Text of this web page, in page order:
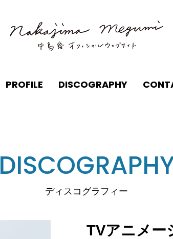
PROFILE DISCOGRAPHY
ディスコグラフィー
TVアニメー